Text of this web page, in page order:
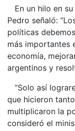
En un hilo en
Pedro señaló:
políticas
más importantes
economía,
argentinos y
“Solo así
que hicieron
multiplicaron la
consideró el